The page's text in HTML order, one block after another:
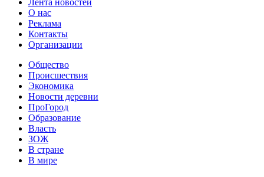
Лента новостей
О нас
Реклама
Контакты
Организации
Общество
Происшествия
Экономика
Новости деревни
ПроГород
Образование
Власть
ЗОЖ
В стране
В мире